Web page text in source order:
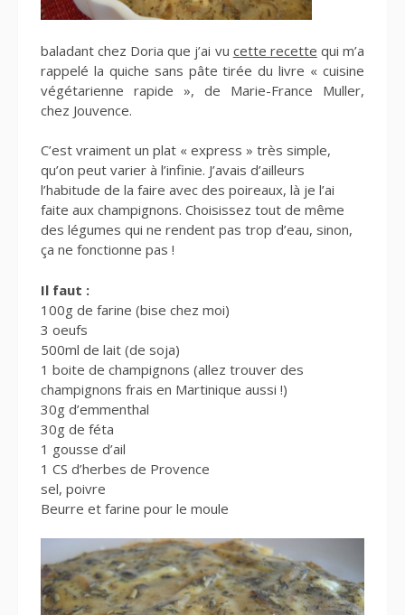
baladant chez Doria que j’ai vu cette recette qui m’a
rappelé la quiche sans pâte tirée du livre « cuisine
végétarienne rapide », de Marie-France Muller,
chez Jouvence.
C’est vraiment un plat « express » très simple,
qu’on peut varier à l’infinie. J’avais d’ailleurs
l’habitude de la faire avec des poireaux, là je l’ai
faite aux champignons. Choisissez tout de même
des légumes qui ne rendent pas trop d’eau, sinon,
ça ne fonctionne pas !
Il faut :
100g de farine (bise chez moi)
3 oeufs
500ml de lait (de soja)
1 boite de champignons (allez trouver des
champignons frais en Martinique aussi !)
30g d’emmenthal
30g de féta
1 gousse d’ail
1 CS d’herbes de Provence
sel, poivre
Beurre et farine pour le moule